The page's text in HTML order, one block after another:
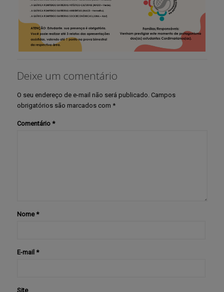
Deixe um comentário
O seu endereço de e-mail não será publicado. Campos
obrigatórios são marcados com *
Comentário *
Nome *
E-mail *
Site